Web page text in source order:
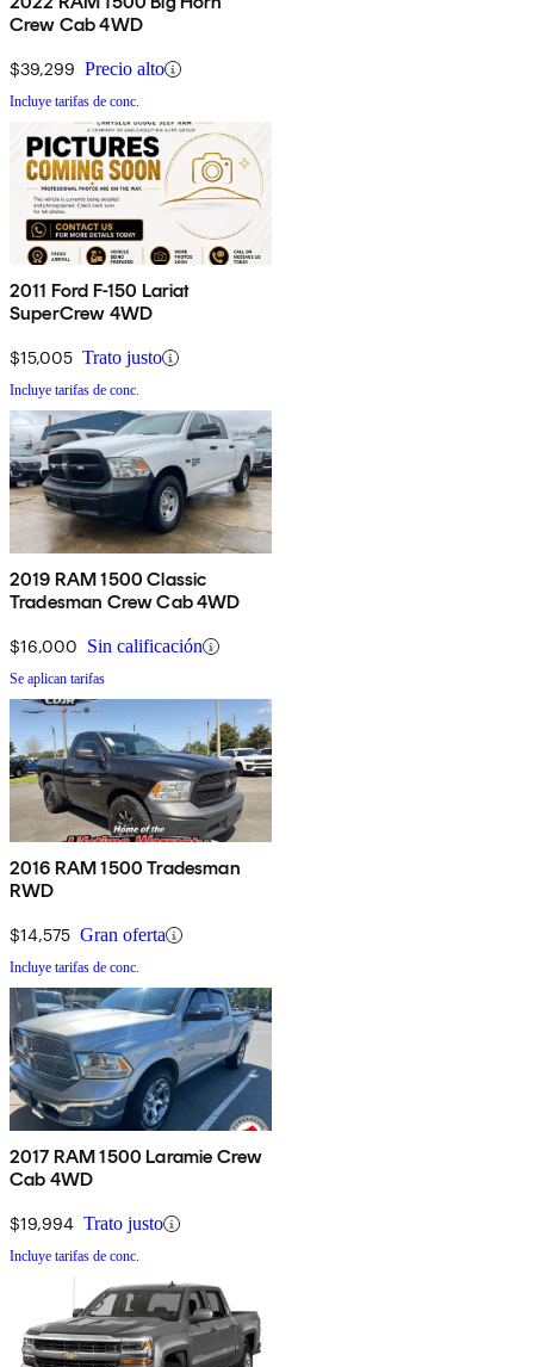
Crew Cab 4WD
$39,299 Precio alto
Incluye tarifas de conc.
2011 Ford F-150 Lariat
SuperCrew 4WD
$15,005 Trato justo
Incluye tarifas de conc.
2019 RAM 1500 Classic
Tradesman Crew Cab 4WD
$16,000 Sin calificación
Se aplican tarifas
2016 RAM 1500 Tradesman
RWD
$14,575 Gran oferta
Incluye tarifas de conc.
2017 RAM 1500 Laramie Crew
Cab 4WD
$19,994 Trato justo
Incluye tarifas de conc.